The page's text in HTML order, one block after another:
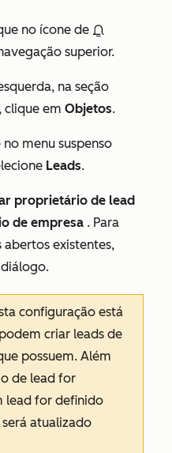
no ícone de
superior.
na seção
, clique em Objetos.
no menu suspenso
Leads.
proprietário de lead
de empresa . Para
existentes,
configuração está
criar leads de
possuem. Além
de lead for
lead for definido
será atualizado